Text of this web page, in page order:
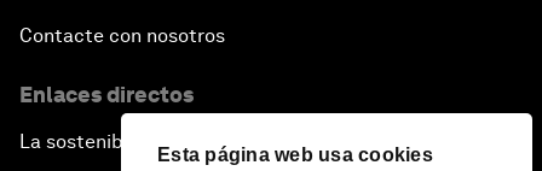
Esta página web usa cookies
Contacte con nosotros
Enlaces directos
La sostenibilidad en el Foro